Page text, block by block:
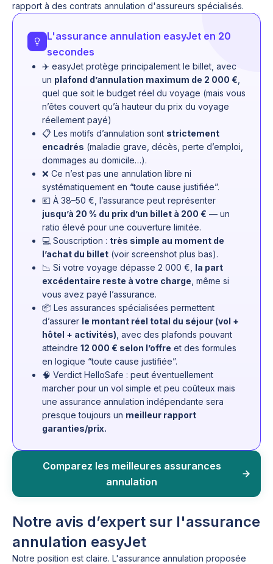
rapport à des contrats annulation d'assureurs spécialisés.
L'assurance annulation easyJet en 20
secondes
✈️ easyJet protège principalement le billet, avec
un plafond d’annulation maximum de 2 000 €
quel que soit le budget réel du voyage (mais vous
n’êtes couvert qu’à hauteur du prix du voyage
réellement payé)
📋 Les motifs d’annulation sont strictement
encadrés (maladie grave, décès, perte d’emploi,
dommages au domicile…).
❌ Ce n’est pas une annulation libre ni
systématiquement en “toute cause justifiée”.
💶 À 38–50 €, l’assurance peut représenter
jusqu’à 20 % du prix d’un billet à 200 € — un
ratio élevé pour une couverture limitée.
💻 Souscription : très simple au moment de
l’achat du billet (voir screenshot plus bas).
📉 Si votre voyage dépasse 2 000 €, la part
excédentaire reste à votre charge , même si
vous avez payé l’assurance.
📦 Les assurances spécialisées permettent
d’assurer le montant réel total du séjour (vol +
hôtel + activités) , avec des plafonds pouvant
atteindre 12 000 € selon l’offre et des formules
en logique “toute cause justifiée”.
🧠 Verdict HelloSafe : peut éventuellement
marcher pour un vol simple et peu coûteux mais
une assurance annulation indépendante sera
presque toujours un meilleur rapport
garanties/prix.
Comparez les meilleures assurances
annulation
Notre avis d’expert sur l'assurance
annulation easyJet
Notre position est claire. L'assurance annulation proposée